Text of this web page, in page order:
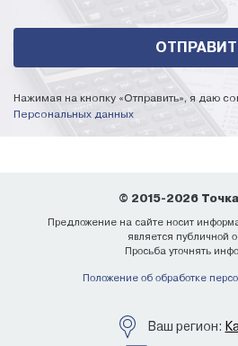
Нажимая на кнопку «Отправить», я даю
Персональных данных
© 2015-2026
Предложение на сайте носит
является публичной
Просьба уточнять
Положение об обработке
Ваш регион: